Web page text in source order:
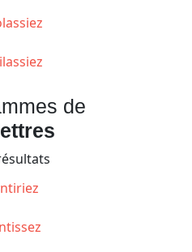
de